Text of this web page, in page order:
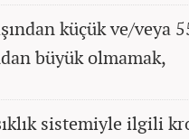
küçük ve/veya
büyük olmamak,
sistemiyle ilgili